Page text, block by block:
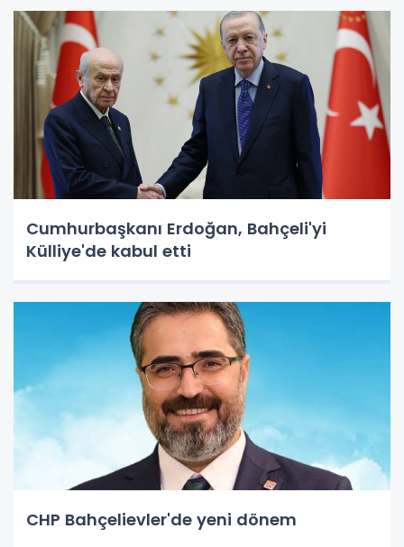
Cumhurbaşkanı Erdoğan, Bahçeli'yi
Külliye'de kabul etti
CHP Bahçelievler'de yeni dönem